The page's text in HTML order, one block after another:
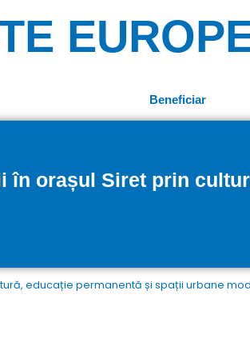
Beneficiar
în orașul Siret prin
educație permanentă și spații urbane